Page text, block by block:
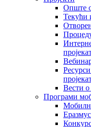
Опште
Текући
Вести о
Програми